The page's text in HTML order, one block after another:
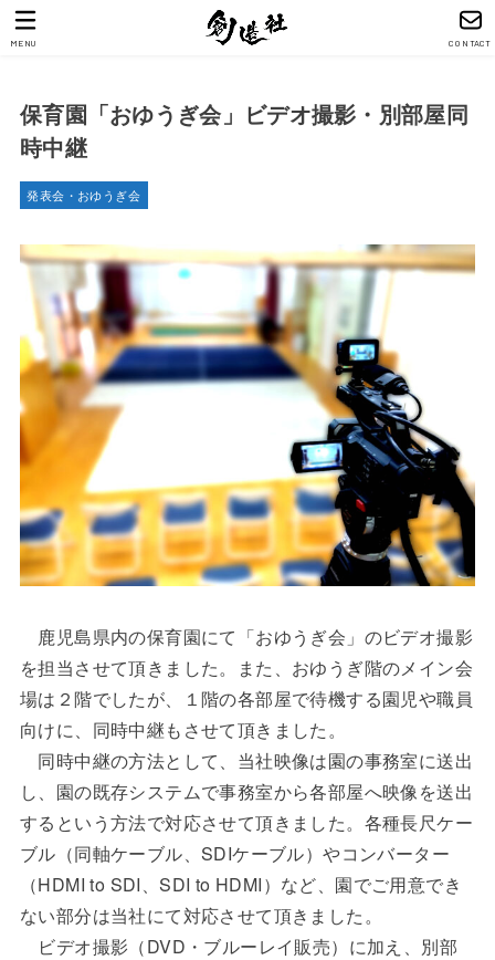
CONTACT
MENU
保育園「おゆうぎ会」ビデオ撮影・別部屋同
時中継
発表会・おゆうぎ会
鹿児島県内の保育園にて「おゆうぎ会」のビデオ撮影
を担当させて頂きました。また、おゆうぎ階のメイン会
場は２階でしたが、１階の各部屋で待機する園児や職員
向けに、同時中継もさせて頂きました。
同時中継の方法として、当社映像は園の事務室に送出
し、園の既存システムで事務室から各部屋へ映像を送出
するという方法で対応させて頂きました。各種長尺ケー
ブル（同軸ケーブル、SDIケーブル）やコンバーター
（HDMI to SDI、SDI to HDMI）など、園でご用意でき
ない部分は当社にて対応させて頂きました。
ビデオ撮影（DVD・ブルーレイ販売）に加え、別部